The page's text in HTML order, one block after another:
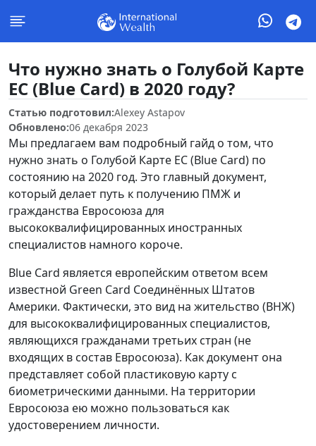
Что нужно знать о Голубой Карте
ЕС (Blue Card) в 2020 году?
Статью подготовил:Alexey Astapov
Обновлено:06 декабря 2023
Мы предлагаем вам подробный гайд о том, что
нужно знать о Голубой Карте ЕС (Blue Card) по
состоянию на 2020 год. Это главный документ,
который делает путь к получению ПМЖ и
гражданства Евросоюза для
высококвалифицированных иностранных
специалистов намного короче.
Blue Card является европейским ответом всем
известной Green Card Соединённых Штатов
Америки. Фактически, это вид на жительство (ВНЖ)
для высококвалифицированных специалистов,
являющихся гражданами третьих стран (не
входящих в состав Евросоюза). Как документ она
представляет собой пластиковую карту с
биометрическими данными. На территории
Евросоюза ею можно пользоваться как
удостоверением личности.